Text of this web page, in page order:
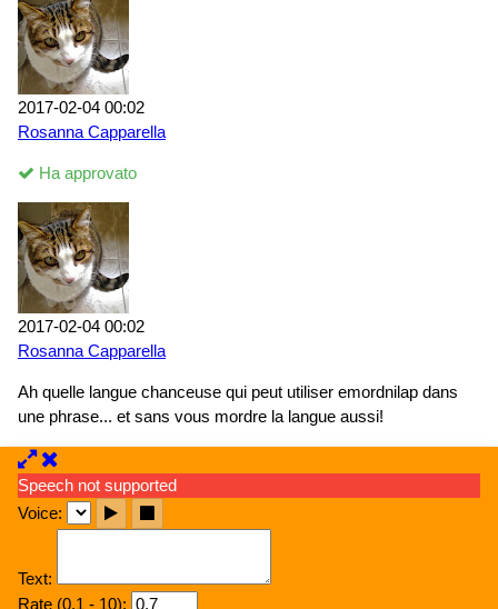
2017-02-04 00:02
Rosanna Capparella
Ha approvato
2017-02-04 00:02
Rosanna Capparella
Ah quelle langue chanceuse qui peut utiliser emordnilap dans
une phrase... et sans vous mordre la langue aussi!
Speech not supported
Voice:
Text:
Rate (0.1 - 10):